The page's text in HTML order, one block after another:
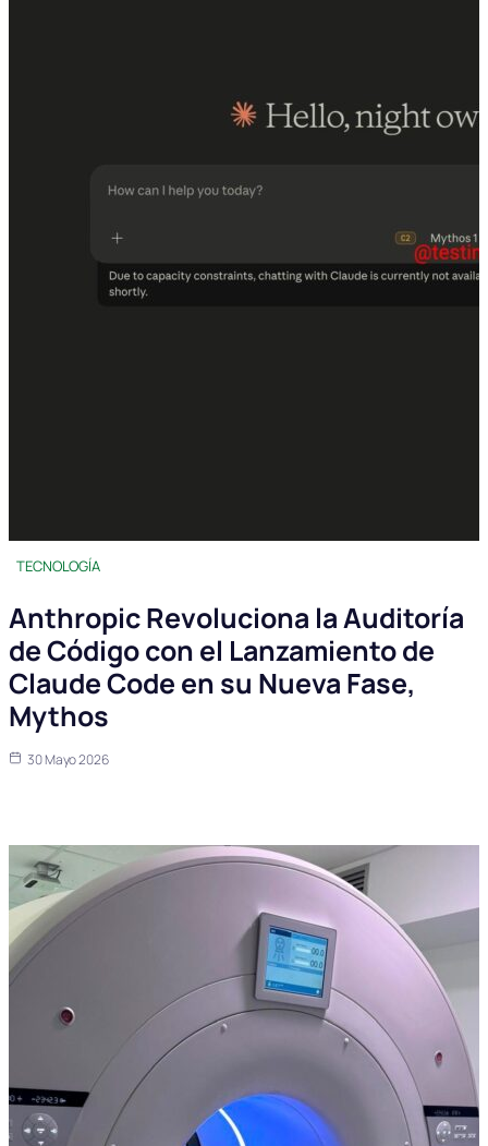
TECNOLOGÍA
Anthropic Revoluciona la Auditoría
de Código con el Lanzamiento de
Claude Code en su Nueva Fase,
Mythos
30 Mayo 2026